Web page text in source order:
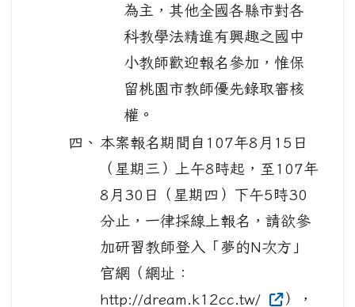
為主，其他全國各縣市對各
科教學法精進有興趣之國中
小教師歡迎報名參加，惟保
留桃園市教師優先錄取審核
權。
四、 本案報名期間自107年8月15日
（星期三）上午8時起，至107年
8月30日（星期四）下午5時30
分止，一律採線上報名，請欲參
加研習教師登入「夢的N次方」
官網（網址：
http://dream.k12cc.tw/
），